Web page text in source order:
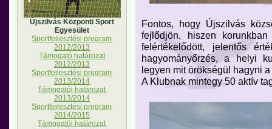
Újszilvás Központi Sport
Egyesület
Sportfejlesztési program
2012/2013
Támogató határozat
2012/2013
Sportfejlesztési program
2013/2014
Támogatói határozat
2013/2014
Sportfejlesztési program
2014/2015
Támogatói határozat
Fontos, hogy Újszilvás
fejlődjön, hiszen
felértékelődött, jelentős
hagyományőrzés, a helyi
legyen mit örökségül hagyni
A Klubnak mintegy 50 aktív